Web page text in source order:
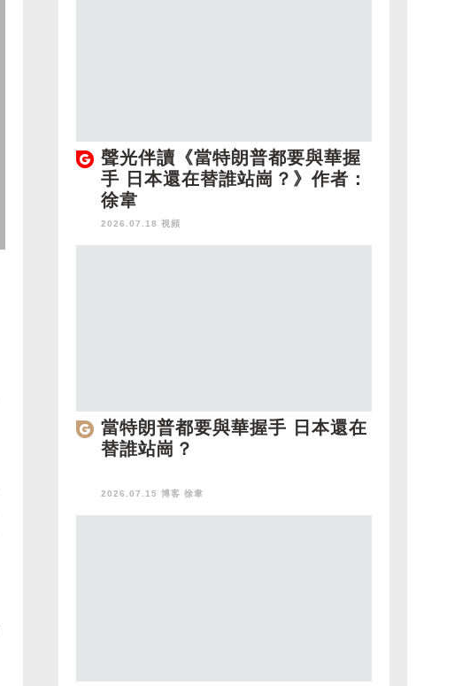
聲光伴讀《當特朗普都要與華握
手 日本還在替誰站崗？》作者：
徐韋
2026.07.18 視頻
當特朗普都要與華握手 日本還在
替誰站崗？
2026.07.15 博客 徐韋